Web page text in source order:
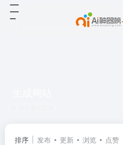
排序 发布 更新 浏览 点赞